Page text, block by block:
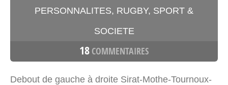
PERSONNALITES, RUGBY, SPORT &
SOCIETE
18 COMMENTAIRES
Debout de gauche à droite Sirat-Mothe-Tournoux-